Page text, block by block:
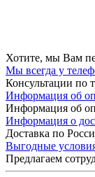
Хотите, мы Вам
Мы всегда у
Консультации по
Информация об
Информация об
Информация о
Доставка по
Выгодные
Предлагаем